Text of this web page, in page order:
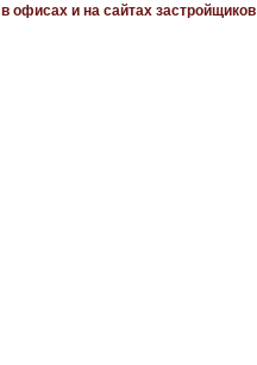
в офисах и на сайтах застройщиков